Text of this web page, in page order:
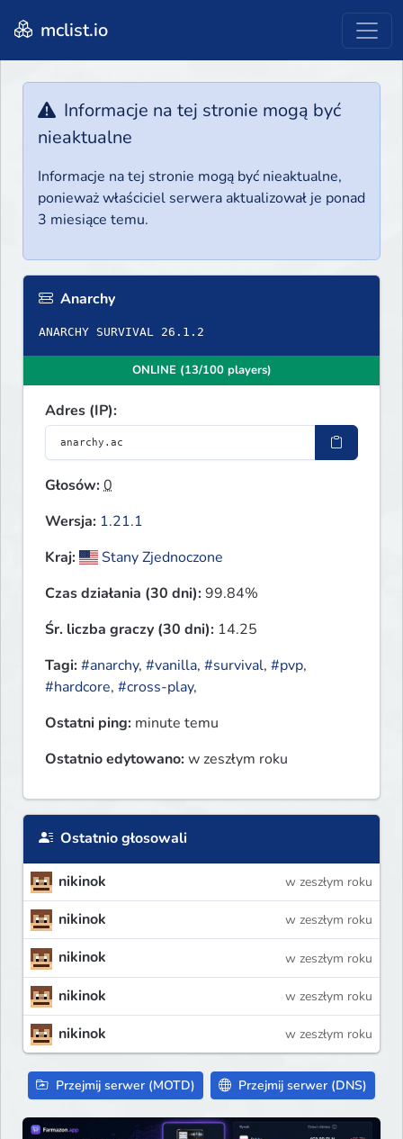
mclist.io
Informacje na tej stronie mogą być
nieaktualne
Informacje na tej stronie mogą być nieaktualne,
ponieważ właściciel serwera aktualizował je ponad
3 miesiące temu.
Anarchy
ANARCHY SURVIVAL 26.1.2
ONLINE (13/100 players)
Adres (IP):
Głosów:0
Wersja: 1.21.1
Kraj:
Stany Zjednoczone
Czas działania (30 dni):99.84%
Śr. liczba graczy (30 dni): 14.25
Tagi:#anarchy, #vanilla, #survival, #pvp,
#hardcore, #cross-play,
Ostatni ping: minute temu
Ostatnio edytowano:w zeszłym roku
Ostatnio głosowali
nikinok w zeszłym roku
nikinok w zeszłym roku
nikinok w zeszłym roku
nikinok w zeszłym roku
nikinok w zeszłym roku
Przejmij serwer (MOTD) Przejmij serwer (DNS)